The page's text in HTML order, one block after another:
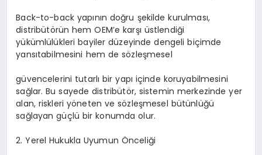
Back-to-back yapının doğru şekilde kurulması,
distribütörün hem OEM’e karşı üstlendiği
yükümlülükleri bayiler düzeyinde dengeli biçimde
yansıtabilmesini hem de sözleşmesel
güvencelerini tutarlı bir yapı içinde koruyabilmesini
sağlar. Bu sayede distribütör, sistemin merkezinde yer
alan, riskleri yöneten ve sözleşmesel bütünlüğü
sağlayan güçlü bir konumda olur.
2. Yerel Hukukla Uyumun Önceliği